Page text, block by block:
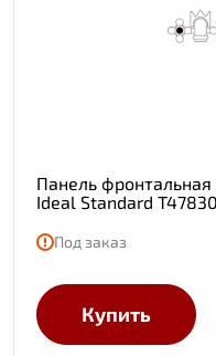
Панель
Ideal Standard
Под заказ
Купить